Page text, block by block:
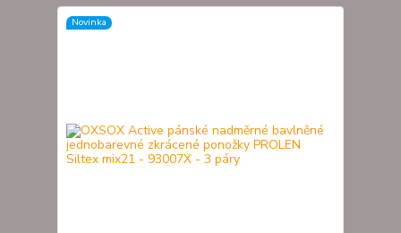
Novinka